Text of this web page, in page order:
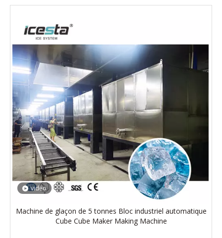
vidéo
Machine de glaçon de 5 tonnes Bloc industriel automatique
Cube Cube Maker Making Machine